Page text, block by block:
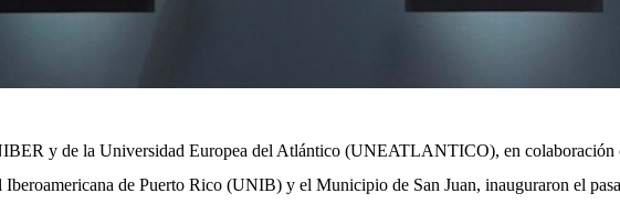
y de la Universidad Europea del Atlántico (UNEATLANTICO), en colaboración
de Puerto Rico (UNIB) y el Municipio de San Juan, inauguraron el